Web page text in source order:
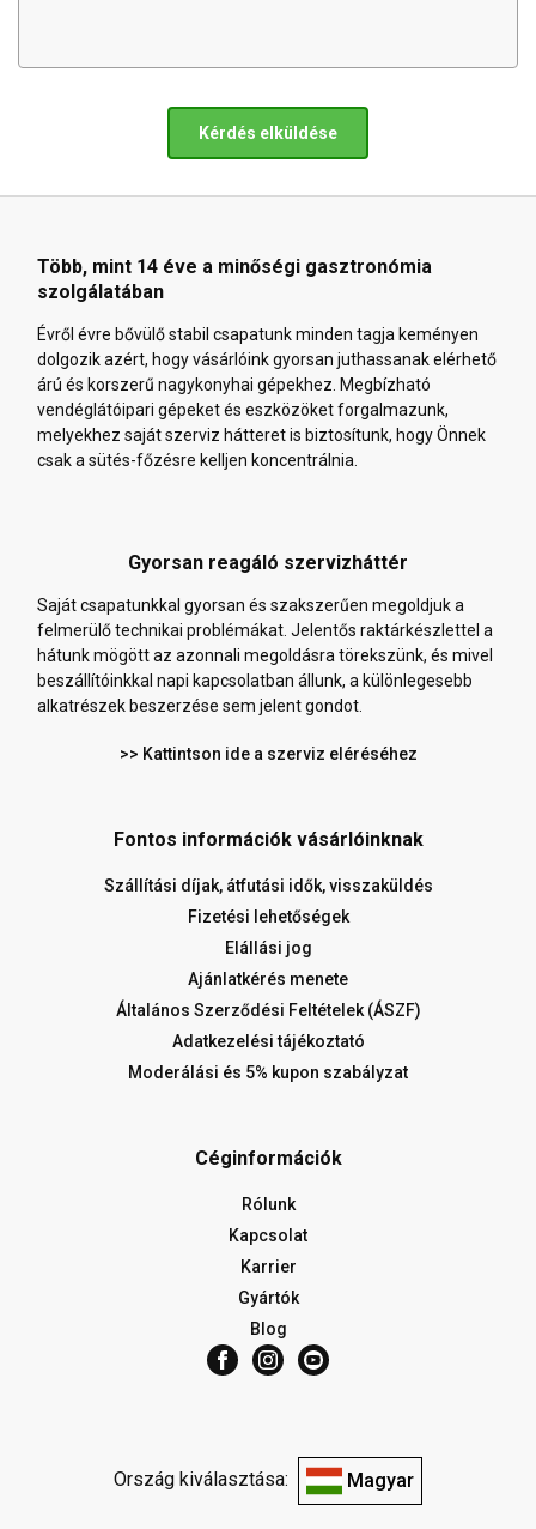
Kérdés elküldése
Több, mint 14 éve a minőségi gasztronómia
szolgálatában
Évről évre bővülő stabil csapatunk minden tagja keményen
dolgozik azért, hogy vásárlóink gyorsan juthassanak elérhető
árú és korszerű nagykonyhai gépekhez. Megbízható
vendéglátóipari gépeket és eszközöket forgalmazunk,
melyekhez saját szerviz hátteret is biztosítunk, hogy Önnek
csak a sütés-főzésre kelljen koncentrálnia.
Gyorsan reagáló szervizháttér
Saját csapatunkkal gyorsan és szakszerűen megoldjuk a
felmerülő technikai problémákat. Jelentős raktárkészlettel a
hátunk mögött az azonnali megoldásra törekszünk, és mivel
beszállítóinkkal napi kapcsolatban állunk, a különlegesebb
alkatrészek beszerzése sem jelent gondot.
>> Kattintson ide a szerviz eléréséhez
Fontos információk vásárlóinknak
Szállítási díjak, átfutási idők, visszaküldés
Fizetési lehetőségek
Elállási jog
Ajánlatkérés menete
Általános Szerződési Feltételek (ÁSZF)
Adatkezelési tájékoztató
Moderálási és 5% kupon szabályzat
Céginformációk
Rólunk
Kapcsolat
Karrier
Gyártók
Blog
Ország kiválasztása: Magyar